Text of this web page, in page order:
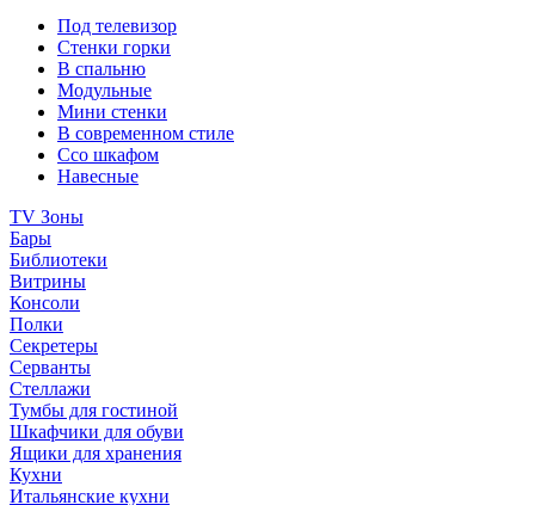
Под телевизор
Стенки горки
В спальню
Модульные
Мини стенки
В современном стиле
Ссо шкафом
Навесные
TV Зоны
Бары
Библиотеки
Витрины
Консоли
Полки
Секретеры
Серванты
Стеллажи
Тумбы для гостиной
Шкафчики для обуви
Ящики для хранения
Кухни
Итальянские кухни